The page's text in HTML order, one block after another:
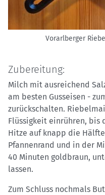
Vorarlberger
Zubereitung:
Milch mit ausreichend
am besten Gusseisen -
zurückschalten.
Flüssigkeit einrühren, bis
Hitze auf knapp die
Pfannenrand und in der
40 Minuten goldbraun,
lassen.
Zum Schluss nochmals